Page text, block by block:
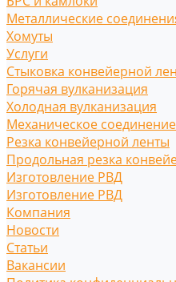
Металлические
Хомуты
Услуги
Стыковка конвейерной
Горячая вулканизация
Холодная вулканизация
Механическое соединение
Резка конвейерной ленты
Продольная резка
Изготовление РВД
Изготовление РВД
Компания
Новости
Статьи
Вакансии